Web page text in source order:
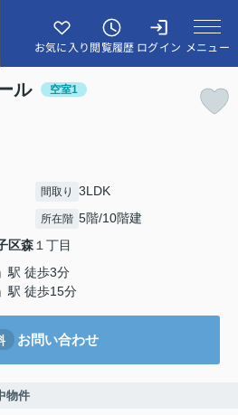
お気に入り閲覧履歴 ログイン メニュー
ル 空室1
間取り 3LDK
所在階 5階/10階建
区森 １丁目
」駅 徒歩3分
」駅 徒歩15分
お問い合わせ
物件